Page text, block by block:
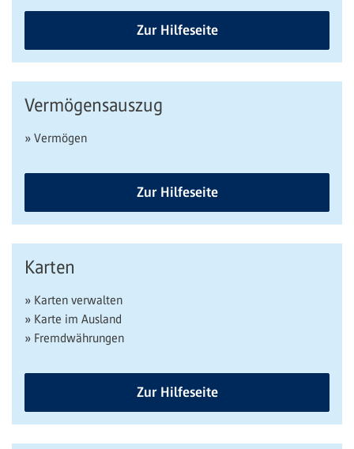
Zur Hilfeseite
Vermögensauszug
» Vermögen
Zur Hilfeseite
Karten
» Karten verwalten
» Karte im Ausland
» Fremdwährungen
Zur Hilfeseite